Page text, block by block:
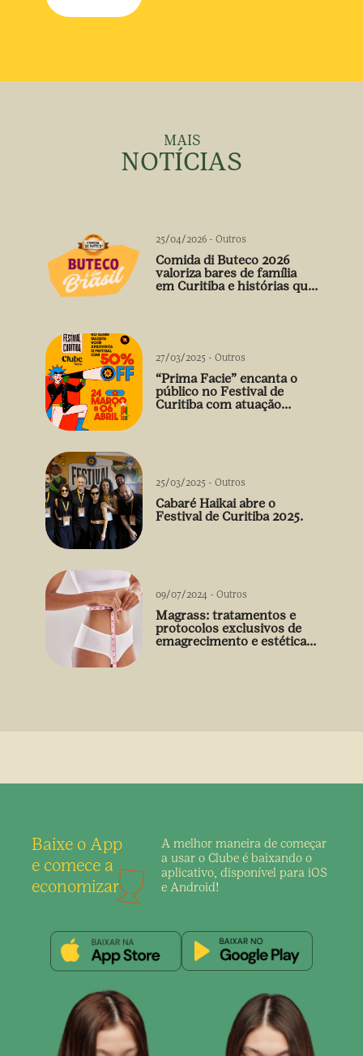
MAIS
NOTÍCIAS
25/04/2026 - Outros
Comida di Buteco 2026
valoriza bares de família
em Curitiba e histórias que
27/03/2025 - Outros
“Prima Facie” encanta o
público no Festival de
Curitiba com atuação
25/03/2025 - Outros
Cabaré Haikai abre o
Festival de Curitiba 2025.
09/07/2024 - Outros
Magrass: tratamentos e
protocolos exclusivos de
emagrecimento e estética
Baixe o App
e comece a
economizar
A melhor maneira de começar
a usar o Clube é baixando o
aplicativo, disponível para iOS
e Android!